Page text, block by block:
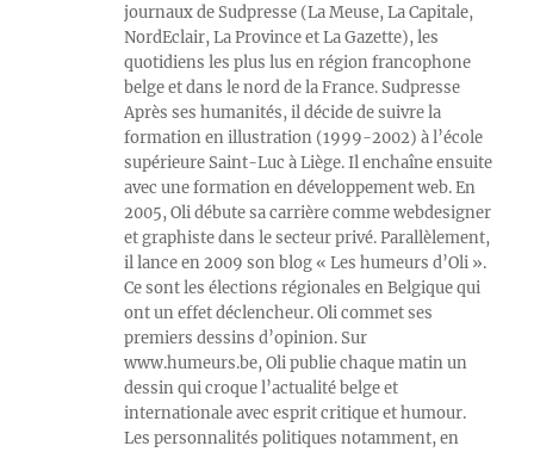
journaux de Sudpresse (La Meuse, La Capitale,
NordEclair, La Province et La Gazette), les
quotidiens les plus lus en région francophone
belge et dans le nord de la France. Sudpresse
Après ses humanités, il décide de suivre la
formation en illustration (1999-2002) à l’école
supérieure Saint-Luc à Liège. Il enchaîne ensuite
avec une formation en développement web. En
2005, Oli débute sa carrière comme webdesigner
et graphiste dans le secteur privé. Parallèlement,
il lance en 2009 son blog « Les humeurs d’Oli ».
Ce sont les élections régionales en Belgique qui
ont un effet déclencheur. Oli commet ses
premiers dessins d’opinion. Sur
www.humeurs.be, Oli publie chaque matin un
dessin qui croque l’actualité belge et
internationale avec esprit critique et humour.
Les personnalités politiques notamment, en